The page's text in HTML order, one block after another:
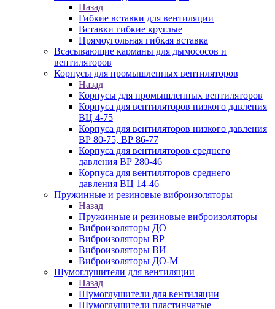
Назад
Гибкие вставки для вентиляции
Вставки гибкие круглые
Прямоугольная гибкая вставка
Всасывающие карманы для дымососов и
вентиляторов
Корпусы для промышленных вентиляторов
Назад
Корпусы для промышленных вентиляторов
Корпуса для вентиляторов низкого давления
ВЦ 4-75
Корпуса для вентиляторов низкого давления
ВР 80-75, ВР 86-77
Корпуса для вентиляторов среднего
давления ВР 280-46
Корпуса для вентиляторов среднего
давления ВЦ 14-46
Пружинные и резиновые виброизоляторы
Назад
Пружинные и резиновые виброизоляторы
Виброизоляторы ДО
Виброизоляторы ВР
Виброизоляторы ВИ
Виброизоляторы ДО-М
Шумоглушители для вентиляции
Назад
Шумоглушители для вентиляции
Шумоглушители пластинчатые